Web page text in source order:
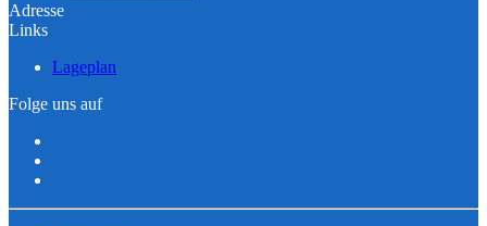
Adresse
Links
Lageplan
Folge uns auf